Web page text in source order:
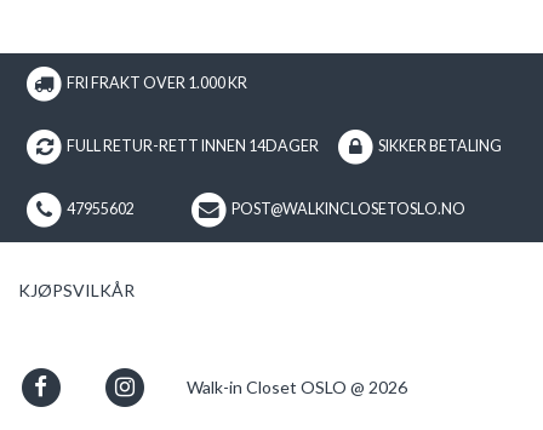
FRI FRAKT OVER 1.000 KR
FULL RETUR-RETT INNEN 14DAGER SIKKER BETALING
47955602 POST@WALKINCLOSETOSLO.NO
KJØPSVILKÅR
Walk-in Closet OSLO @ 2026